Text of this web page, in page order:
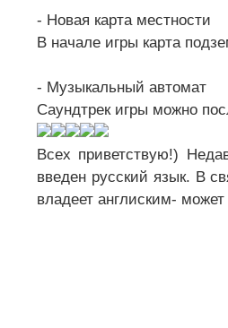
- Новая карта местности
В начале игры карта
- Музыкальный автомат
Саундтрек игры можно
Всех приветствую!)
введен русский язык. В
владеет англиским-